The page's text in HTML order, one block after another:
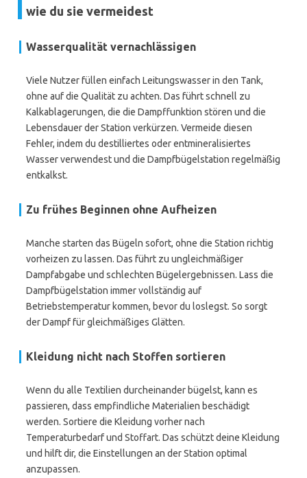
wie du sie vermeidest
Wasserqualität vernachlässigen
Viele Nutzer füllen einfach Leitungswasser in den Tank,
ohne auf die Qualität zu achten. Das führt schnell zu
Kalkablagerungen, die die Dampffunktion stören und die
Lebensdauer der Station verkürzen. Vermeide diesen
Fehler, indem du destilliertes oder entmineralisiertes
Wasser verwendest und die Dampfbügelstation regelmäßig
entkalkst.
Zu frühes Beginnen ohne Aufheizen
Manche starten das Bügeln sofort, ohne die Station richtig
vorheizen zu lassen. Das führt zu ungleichmäßiger
Dampfabgabe und schlechten Bügelergebnissen. Lass die
Dampfbügelstation immer vollständig auf
Betriebstemperatur kommen, bevor du loslegst. So sorgt
der Dampf für gleichmäßiges Glätten.
Kleidung nicht nach Stoffen sortieren
Wenn du alle Textilien durcheinander bügelst, kann es
passieren, dass empfindliche Materialien beschädigt
werden. Sortiere die Kleidung vorher nach
Temperaturbedarf und Stoffart. Das schützt deine Kleidung
und hilft dir, die Einstellungen an der Station optimal
anzupassen.